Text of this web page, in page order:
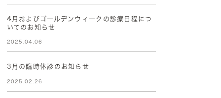
4月およびゴールデンウィークの診療日程につ
いてのお知らせ
2025.04.06
3月の臨時休診のお知らせ
2025.02.26